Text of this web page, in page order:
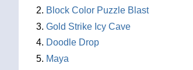
Block Color Puzzle Blast
Gold Strike Icy Cave
Doodle Drop
Maya